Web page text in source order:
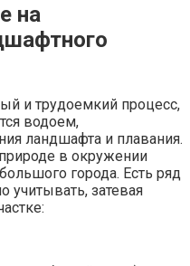
на
и трудоемкий процесс,
водоем,
ландшафта и плавания.
в окружении
города. Есть ряд
учитывать, затевая